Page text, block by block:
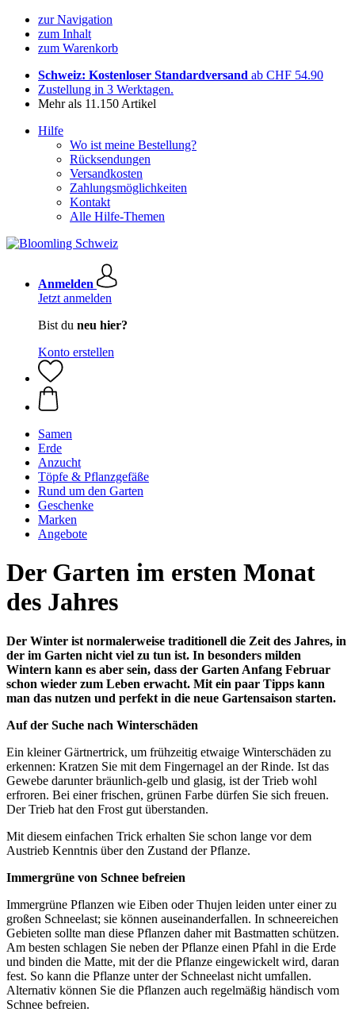
zur Navigation
zum Inhalt
zum Warenkorb
Schweiz: Kostenloser Standardversand ab CHF 54.90
Zustellung in 3 Werktagen.
Mehr als 11.150 Artikel
Hilfe
Wo ist meine Bestellung?
Rücksendungen
Versandkosten
Zahlungsmöglichkeiten
Kontakt
Alle Hilfe-Themen
Anmelden
Jetzt anmelden
Bist du neu hier?
Konto erstellen
Samen
Erde
Anzucht
Töpfe & Pflanzgefäße
Rund um den Garten
Geschenke
Marken
Angebote
Der Garten im ersten Monat
des Jahres
Der Winter ist normalerweise traditionell die Zeit des Jahres, in
der im Garten nicht viel zu tun ist. In besonders milden
Wintern kann es aber sein, dass der Garten Anfang Februar
schon wieder zum Leben erwacht. Mit ein paar Tipps kann
man das nutzen und perfekt in die neue Gartensaison starten.
Auf der Suche nach Winterschäden
Ein kleiner Gärtnertrick, um frühzeitig etwaige Winterschäden zu
erkennen: Kratzen Sie mit dem Fingernagel an der Rinde. Ist das
Gewebe darunter bräunlich-gelb und glasig, ist der Trieb wohl
erfroren. Bei einer frischen, grünen Farbe dürfen Sie sich freuen.
Der Trieb hat den Frost gut überstanden.
Mit diesem einfachen Trick erhalten Sie schon lange vor dem
Austrieb Kenntnis über den Zustand der Pflanze.
Immergrüne von Schnee befreien
Immergrüne Pflanzen wie Eiben oder Thujen leiden unter einer zu
großen Schneelast; sie können auseinanderfallen. In schneereichen
Gebieten sollte man diese Pflanzen daher mit Bastmatten schützen.
Am besten schlagen Sie neben der Pflanze einen Pfahl in die Erde
und binden die Matte, mit der die Pflanze eingewickelt wird, daran
fest. So kann die Pflanze unter der Schneelast nicht umfallen.
Alternativ können Sie die Pflanzen auch regelmäßig händisch vom
Schnee befreien.